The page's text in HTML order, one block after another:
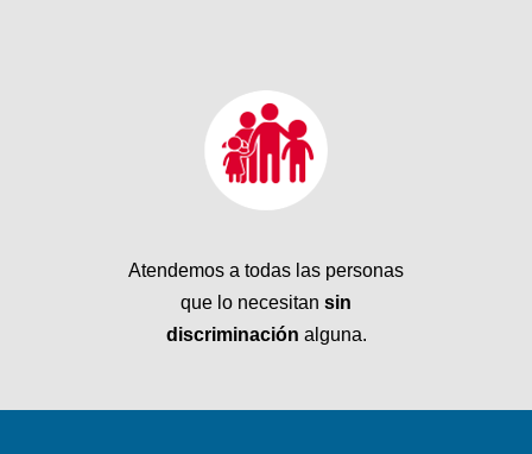
Atendemos a todas las personas
que lo necesitan sin
discriminación alguna.